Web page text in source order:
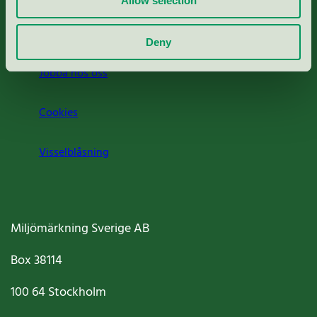
Deny
Jobba hos oss
Cookies
Visselblåsning
Miljömärkning Sverige AB
Box38114
100 64Stockholm